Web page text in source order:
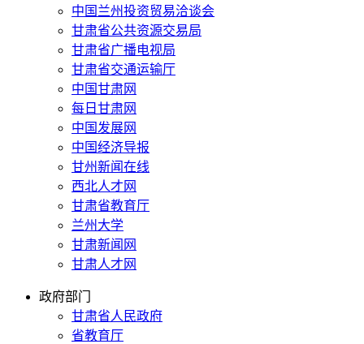
中国兰州投资贸易洽谈会
甘肃省公共资源交易局
甘肃省广播电视局
甘肃省交通运输厅
中国甘肃网
每日甘肃网
中国发展网
中国经济导报
甘州新闻在线
西北人才网
甘肃省教育厅
兰州大学
甘肃新闻网
甘肃人才网
政府部门
甘肃省人民政府
省教育厅